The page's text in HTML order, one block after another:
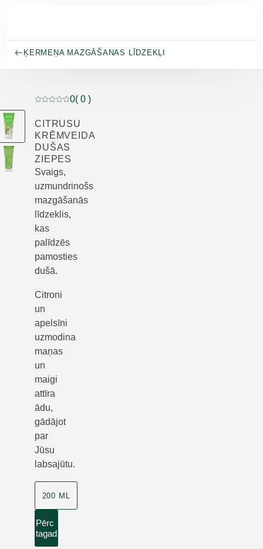
ĶERMEŅA MAZGĀŠANAS LĪDZEKĻI
Pašreizējais vērtējums: 0 no 5 zvaigznēm novērtēja 0
0( 0 )
CITRUSU
KRĒMVEIDA
DUŠAS
ZIEPES
Svaigs,
uzmundrinošs
mazgāšanās
līdzeklis,
kas
palīdzēs
pamosties
dušā.
Citroni
un
apelsīni
uzmodina
maņas
un
maigi
attīra
ādu,
gādājot
par
Jūsu
labsajūtu.
200 ML
Pērc
tagad